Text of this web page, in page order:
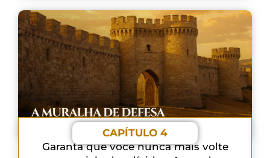
CAPÍTULO 4
Garanta que você nunca mais volte